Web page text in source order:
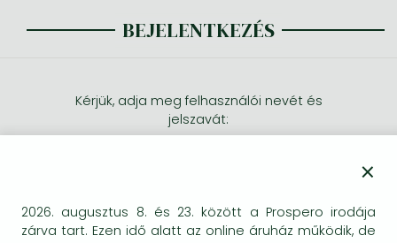
BEJELENTKEZÉS
Kérjük, adja meg felhasználói nevét és
jelszavát:
×
2026. augusztus 8. és 23. között a Prospero irodája
zárva tart. Ezen idő alatt az online áruház működik, de